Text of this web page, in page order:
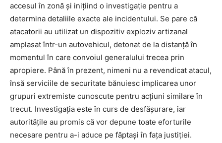
accesul în zonă și inițiind o investigație pentru a
determina detaliile exacte ale incidentului. Se pare că
atacatorii au utilizat un dispozitiv exploziv artizanal
amplasat într-un autovehicul, detonat de la distanță în
momentul în care convoiul generalului trecea prin
apropiere. Până în prezent, nimeni nu a revendicat atacul,
însă serviciile de securitate bănuiesc implicarea unor
grupuri extremiste cunoscute pentru acțiuni similare în
trecut. Investigația este în curs de desfășurare, iar
autoritățile au promis că vor depune toate eforturile
necesare pentru a-i aduce pe făptași în fața justiției.